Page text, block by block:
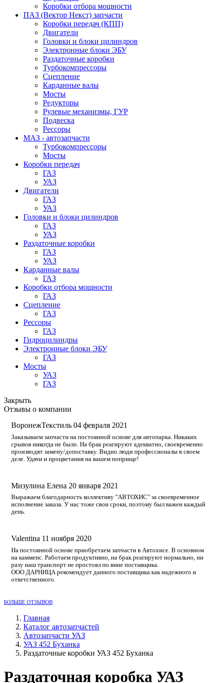
Коробки отбора мощности
ПАЗ (Вектор Некст) запчасти
Коробки передач (КПП)
Двигатели
Головки и блоки цилиндров
Электронные блоки ЭБУ
Раздаточные коробки
Турбокомпрессоры
Сцепление
Карданные валы
Мосты
Редукторы
Рулевые механизмы, ГУР
Подвеска
Рессоры
МАЗ - автозапчасти
Турбокомпрессоры
Мосты
Коробки передач
ГАЗ
УАЗ
Двигатели
ГАЗ
УАЗ
Головки и блоки цилиндров
ГАЗ
УАЗ
Раздаточные коробки
ГАЗ
УАЗ
Карданные валы
ГАЗ
Коробки отбора мощности
ГАЗ
Сцепление
ГАЗ
Рессоры
ГАЗ
Гидроцилиндры
Электронные блоки ЭБУ
ГАЗ
Мосты
УАЗ
ГАЗ
Закрыть
Отзывы о компании
ВоронежТекстиль 04 февраля 2021
Заказываем запчасти на постоянной основе для автопарка. Никаких
срывов никогда не было. На брак реагируют адекватно, своевременно
производят замену/допоставку. Видно люди профессионалы в своем
деле. Удачи и процветания на вашем поприще!
Мизулина Елена 20 января 2021
Выражаем благодарность коллективу "АВТОХИС" за своевременное
исполнение заказа. У нас тоже свои сроки, поэтому был важен каждый
день.
Valentina 11 ноября 2020
На постоянной основе приобретаем запчасти в Автохисе. В основном
на камменс. Работаем продуктивно, на брак реагируют нормально, ни
разу наш транспорт не простоял по вине поставщика.
ООО ДАРНИЦА рекомендует данного поставщика как надежного и
ответственного.
БОЛЬШЕ ОТЗЫВОВ
Главная
Каталог автозапчастей
Автозапчасти УАЗ
УАЗ 452 Буханка
Раздаточные коробки УАЗ 452 Буханка
Раздаточная коробка УАЗ